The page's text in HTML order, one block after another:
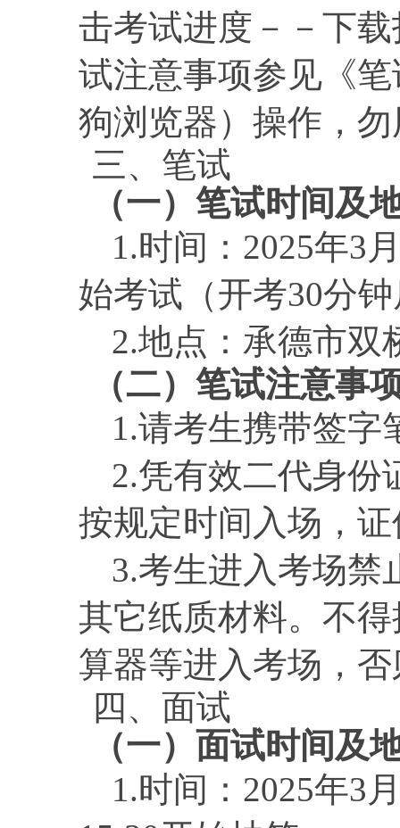
击考试进度－－下
试注意事项参见《
狗浏览器）操作，
三、 笔试
（一）笔试时间及
1.时间：2025年3
始考试（开考30分
2.地点：承德市双
（二）笔试注意事
1.请考生携带签字
2.凭有效二代身份
按规定时间入场，
3.考生进入考场禁
其它纸质材料。不
算器等进入考场，
四、 面试
（一）面试时间及
1.时间：2025年3